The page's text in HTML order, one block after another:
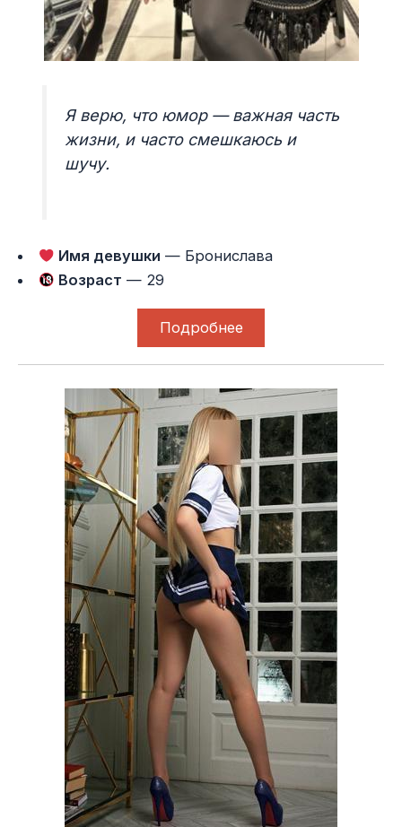
Я верю, что юмор — важная часть
жизни, и часто смешкаюсь и
шучу.
Имя девушки — Бронислава
Возраст — 29
Подробнее